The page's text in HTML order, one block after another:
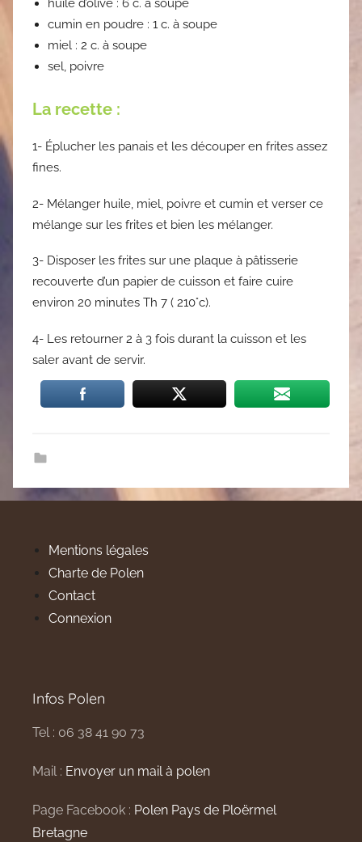
huile d’olive : 6 c. à soupe
cumin en poudre : 1 c. à soupe
miel : 2 c. à soupe
sel, poivre
La recette :
1- Éplucher les panais et les découper en frites assez
fines.
2- Mélanger huile, miel, poivre et cumin et verser ce
mélange sur les frites et bien les mélanger.
3- Disposer les frites sur une plaque à pâtisserie
recouverte d’un papier de cuisson et faire cuire
environ 20 minutes Th 7 ( 210°c).
4- Les retourner 2 à 3 fois durant la cuisson et les
saler avant de servir.
Mentions légales
Charte de Polen
Contact
Connexion
Infos Polen
Tel : 06 38 41 90 73
Mail : Envoyer un mail à polen
Page Facebook : Polen Pays de Ploërmel
Bretagne